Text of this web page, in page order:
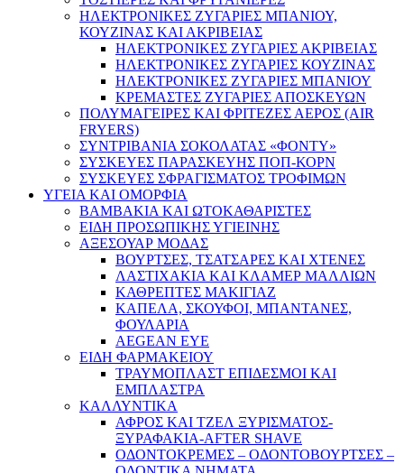
ΗΛΕΚΤΡΟΝΙΚΕΣ ΖΥΓΑΡΙΕΣ ΜΠΑΝΙΟΥ,
ΚΟΥΖΙΝΑΣ ΚΑΙ ΑΚΡΙΒΕΙΑΣ
ΗΛΕΚΤΡΟΝΙΚΕΣ ΖΥΓΑΡΙΕΣ ΑΚΡΙΒΕΙΑΣ
ΗΛΕΚΤΡΟΝΙΚΕΣ ΖΥΓΑΡΙΕΣ ΚΟΥΖΙΝΑΣ
ΗΛΕΚΤΡΟΝΙΚΕΣ ΖΥΓΑΡΙΕΣ ΜΠΑΝΙΟΥ
ΚΡΕΜΑΣΤΕΣ ΖΥΓΑΡΙΕΣ ΑΠΟΣΚΕΥΩΝ
ΠΟΛΥΜΑΓΕΙΡΕΣ ΚΑΙ ΦΡΙΤΕΖΕΣ ΑΕΡΟΣ (AIR
FRYERS)
ΣΥΝΤΡΙΒΑΝΙΑ ΣΟΚΟΛΑΤΑΣ «ΦΟΝΤΥ»
ΣΥΣΚΕΥΕΣ ΠΑΡΑΣΚΕΥΗΣ ΠΟΠ-ΚΟΡΝ
ΣΥΣΚΕΥΕΣ ΣΦΡΑΓΙΣΜΑΤΟΣ ΤΡΟΦΙΜΩΝ
ΥΓΕΙΑ ΚΑΙ ΟΜΟΡΦΙΑ
ΒΑΜΒΑΚΙΑ ΚΑΙ ΩΤΟΚΑΘΑΡΙΣΤΕΣ
ΕΙΔΗ ΠΡΟΣΩΠΙΚΗΣ ΥΓΙΕΙΝΗΣ
ΑΞΕΣΟΥΑΡ ΜΟΔΑΣ
ΒΟΥΡΤΣΕΣ, ΤΣΑΤΣΑΡΕΣ ΚΑΙ ΧΤΕΝΕΣ
ΛΑΣΤΙΧΑΚΙΑ ΚΑΙ ΚΛΑΜΕΡ ΜΑΛΛΙΩΝ
ΚΑΘΡΕΠΤΕΣ ΜΑΚΙΓΙΑΖ
ΚΑΠΕΛΑ, ΣΚΟΥΦΟΙ, ΜΠΑΝΤΑΝΕΣ,
ΦΟΥΛΑΡΙΑ
AEGEAN EYE
ΕΙΔΗ ΦΑΡΜΑΚΕΙΟΥ
ΤΡΑΥΜΟΠΛΑΣΤ ΕΠΙΔΕΣΜΟΙ ΚΑΙ
ΕΜΠΛΑΣΤΡΑ
ΚΑΛΛΥΝΤΙΚΑ
ΑΦΡΟΣ ΚΑΙ ΤΖΕΛ ΞΥΡΙΣΜΑΤΟΣ-
ΞΥΡΑΦΑΚΙΑ-AFTER SHAVE
ΟΔΟΝΤΟΚΡΕΜΕΣ – ΟΔΟΝΤΟΒΟΥΡΤΣΕΣ –